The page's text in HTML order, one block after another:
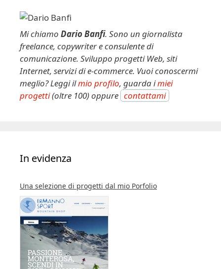
v
Mi chiamo Dario Banfi. Sono un giornalista
freelance, copywriter e consulente di
comunicazione. Sviluppo progetti Web, siti
Internet, servizi di e-commerce. Vuoi conoscermi
meglio? Leggi ilmio profilo, guarda imiei
progetti(oltre 100) oppure contattami
In evidenza
Una selezione di progetti dal mio Porfolio